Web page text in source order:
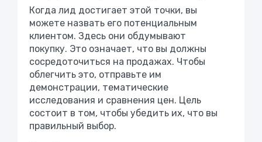
Когда лид достигает этой точки, вы
можете назвать его потенциальным
клиентом. Здесь они обдумывают
покупку. Это означает, что вы должны
сосредоточиться на продажах. Чтобы
облегчить это, отправьте им
демонстрации, тематические
исследования и сравнения цен. Цель
состоит в том, чтобы убедить их, что вы
правильный выбор.